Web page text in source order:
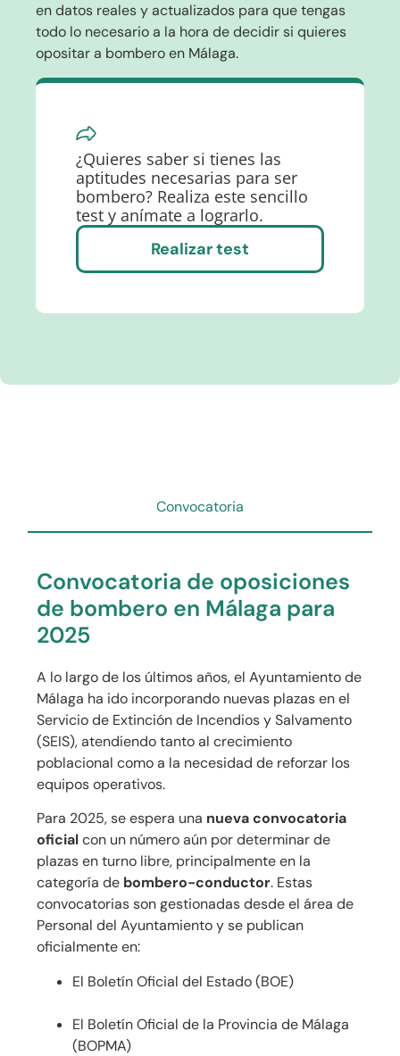
en datos reales y actualizados para que tengas
todo lo necesario a la hora de decidir si quieres
opositar a bombero en Málaga.
¿Quieres saber si tienes las
aptitudes necesarias para ser
bombero? Realiza este sencillo
test y anímate a lograrlo.
Realizar test
Convocatoria
Convocatoria de oposiciones
de bombero en Málaga para
2025
A lo largo de los últimos años, el Ayuntamiento de
Málaga ha ido incorporando nuevas plazas en el
Servicio de Extinción de Incendios y Salvamento
(SEIS), atendiendo tanto al crecimiento
poblacional como a la necesidad de reforzar los
equipos operativos.
Para 2025, se espera una nueva convocatoria
oficialcon un número aún por determinar de
plazas en turno libre, principalmente en la
categoría de bombero-conductor. Estas
convocatorias son gestionadas desde el área de
Personal del Ayuntamiento y se publican
oficialmente en:
El Boletín Oficial del Estado (BOE)
El Boletín Oficial de la Provincia de Málaga
(BOPMA)